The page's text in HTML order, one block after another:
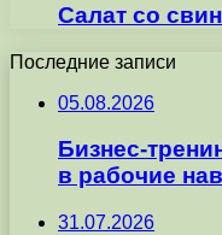
Салат со
Последние записи
05.08.2026
Бизнес-
в рабочие
31.07.2026